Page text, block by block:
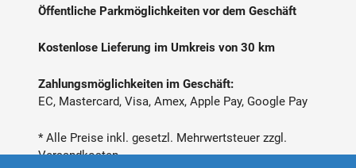
Öffentliche Parkmöglichkeiten vor dem Geschäft
Kostenlose Lieferung im Umkreis von 30 km
Zahlungsmöglichkeiten im Geschäft:
EC, Mastercard, Visa, Amex, Apple Pay, Google Pay
* Alle Preise inkl. gesetzl. Mehrwertsteuer zzgl.
Versandkosten